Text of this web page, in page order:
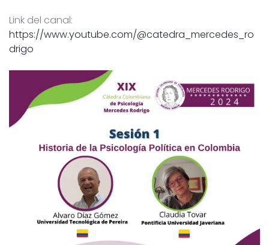
Link del canal:
https://www.youtube.com/@catedra_mercedes_ro
drigo